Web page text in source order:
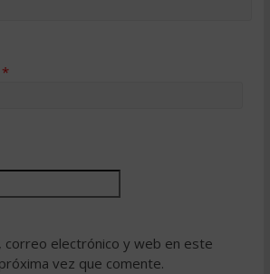
*
correo electrónico y web en este
vez que comente.